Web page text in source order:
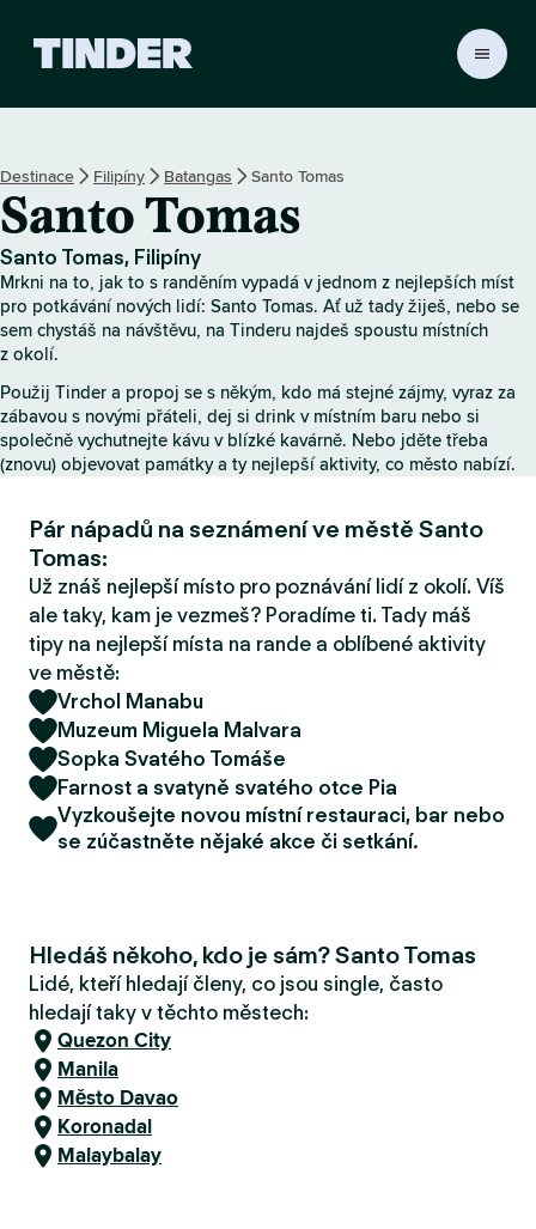
s
á
s
t
r
a
T
i
n
e
u
Destinace Filipíny Batangas Santo Tomas
Santo Tomas
Santo Tomas, Filipíny
Mrkni na to, jak to s randěním vypadá v jednom z nejlepších míst
pro potkávání nových lidí: Santo Tomas. Ať už tady žiješ, nebo se
sem chystáš na návštěvu, na Tinderu najdeš spoustu místních
z okolí.
Použij Tinder a propoj se s někým, kdo má stejné zájmy, vyraz za
zábavou s novými přáteli, dej si drink v místním baru nebo si
společně vychutnejte kávu v blízké kavárně. Nebo jděte třeba
(znovu) objevovat památky a ty nejlepší aktivity, co město nabízí.
Pár nápadů na seznámení ve městě Santo
Tomas:
Už znáš nejlepší místo pro poznávání lidí z okolí. Víš
ale taky, kam je vezmeš? Poradíme ti. Tady máš
tipy na nejlepší místa na rande a oblíbené aktivity
ve městě:
Vrchol Manabu
Muzeum Miguela Malvara
Sopka Svatého Tomáše
Farnost a svatyně svatého otce Pia
Vyzkoušejte novou místní restauraci, bar nebo
se zúčastněte nějaké akce či setkání.
Hledáš někoho, kdo je sám? Santo Tomas
Lidé, kteří hledají členy, co jsou single, často
hledají taky v těchto městech:
Quezon City
Manila
Město Davao
Koronadal
Malaybalay